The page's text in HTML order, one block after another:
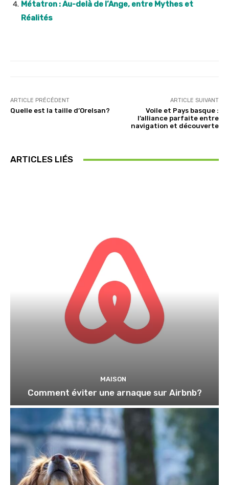
Métatron : Au-delà de l’Ange, entre Mythes et
Réalités
ARTICLE PRÉCÉDENT
Quelle est la taille d’Orelsan?
ARTICLE SUIVANT
Voile et Pays basque :
l’alliance parfaite entre
navigation et découverte
ARTICLES LIÉS
MAISON
Comment éviter une arnaque sur Airbnb?